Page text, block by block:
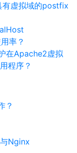
有虚拟域的postfix
率？
在Apache2虚拟
程序？
？
Nginx